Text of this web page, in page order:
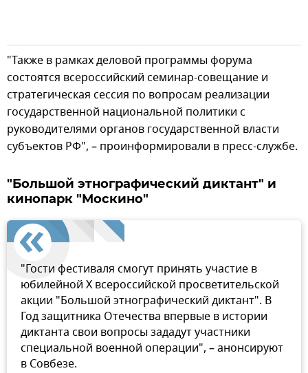
"Также в рамках деловой программы форума
состоятся всероссийский семинар-совещание и
стратегическая сессия по вопросам реализации
государственной национальной политики с
руководителями органов государственной власти
субъектов РФ", – проинформировали в пресс-службе.
"Большой этнографический диктант" и
кинопарк "Москино"
"Гости фестиваля смогут принять участие в
юбилейной X всероссийской просветительской
акции "Большой этнографический диктант". В
Год защитника Отечества впервые в истории
диктанта свои вопросы зададут участники
специальной военной операции", – анонсируют
в Совбезе.